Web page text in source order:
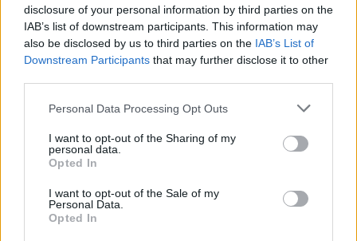
disclosure of your personal information by third parties on the
IAB’s list of downstream participants. This information may
also be disclosed by us to third parties on the IAB’s List of
Downstream Participants that may further disclose it to other
Please note that this website/app uses one or more Google
not limited to your visit or usage behaviour. You may click to
grant or deny consent to Google and its third-party tags to
use your data for below specified purposes in below Google
consent section.
Personal Data Processing Opt Outs
I want to opt-out of the Sharing of my
personal data.
Opted In
I want to opt-out of the Sale of my
Personal Data.
Opted In
donatori
Martina Marchesi · 10 Lug 2026